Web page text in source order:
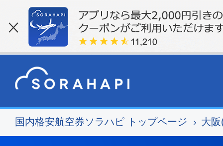
国内格安航空券ソラハピ トップページ 大